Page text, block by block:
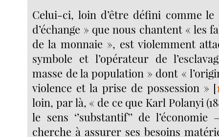
Celui-ci, loin d’être défini comme
d’échange » que nous chantent « les
de la monnaie », est violemment
symbole et l’opérateur de
masse de la population » dont «
violence et la prise de possession » [
loin, par là, « de ce que Karl Polanyi
le sens ‘’substantif’’ de
cherche à assurer ses besoins